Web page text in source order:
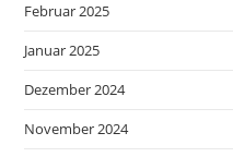
Februar 2025
Januar 2025
Dezember 2024
November 2024